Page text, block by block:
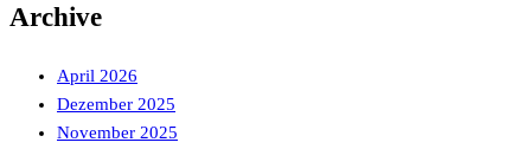
Archive
April 2026
Dezember 2025
November 2025